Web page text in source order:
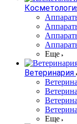
Еще
Ветеринария
Еще